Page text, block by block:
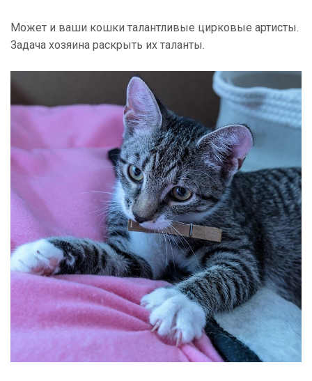
Может и ваши кошки талантливые цирковые артисты.
Задача хозяина раскрыть их таланты.